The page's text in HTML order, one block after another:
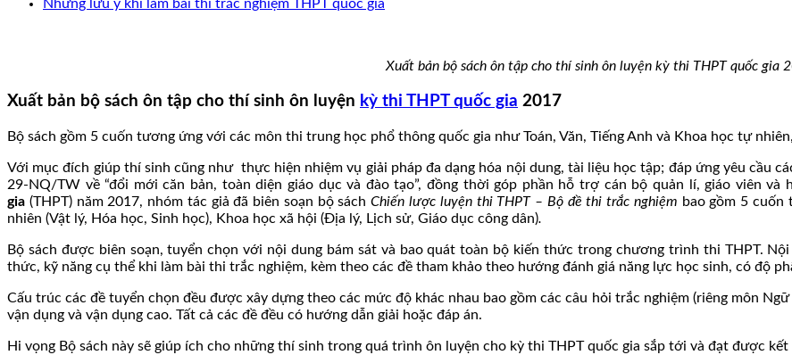
Những lưu ý khi làm bài thi trắc nghiệm THPT quốc gia
Xuất bản bộ sách ôn tập cho thí sinh ôn luyện kỳ thi THPT quốc gia
Xuất bản bộ sách ôn tập cho thí sinh ôn luyện kỳ thi THPT quốc gia 2017
Bộ sách gồm 5 cuốn tương ứng với các môn thi trung học phổ thông quốc gia như Toán, Văn, Tiếng Anh và Khoa học tự
Với mục đích giúp thí sinh cũng như thực hiện nhiệm vụ giải pháp đa dạng hóa nội dung, tài liệu học tập; đáp ứng yêu cầu
29-NQ/TW về “đổi mới căn bản, toàn diện giáo dục và đào tạo”, đồng thời góp phần hỗ trợ cán bộ quản lí, giáo viên và
gia (THPT) năm 2017, nhóm tác giả đã biên soạn bộ sáchChiến lược luyện thi THPT – Bộ đề thi trắc nghiệm bao gồm 5 cuốn
nhiên (Vật lý, Hóa học, Sinh học), Khoa học xã hội (Địa lý, Lịch sử, Giáo dục công dân).
Bộ sách được biên soạn, tuyển chọn với nội dung bám sát và bao quát toàn bộ kiến thức trong chương trình thi THPT.
thức, kỹ năng cụ thể khi làm bài thi trắc nghiệm, kèm theo các đề tham khảo theo hướng đánh giá năng lực học sinh, có độ
Cấu trúc các đề tuyển chọn đều được xây dựng theo các mức độ khác nhau bao gồm các câu hỏi trắc nghiệm (riêng môn
vận dụng và vận dụng cao. Tất cả các đề đều có hướng dẫn giải hoặc đáp án.
Hi vọng Bộ sách này sẽ giúp ích cho những thí sinh trong quá trình ôn luyện cho kỳ thi THPT quốc gia sắp tới và đạt được